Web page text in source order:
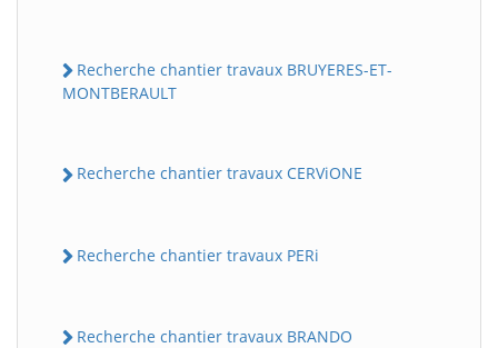
Recherche chantier travaux BRUYERES-ET-
MONTBERAULT
Recherche chantier travaux CERViONE
Recherche chantier travaux PERi
Recherche chantier travaux BRANDO